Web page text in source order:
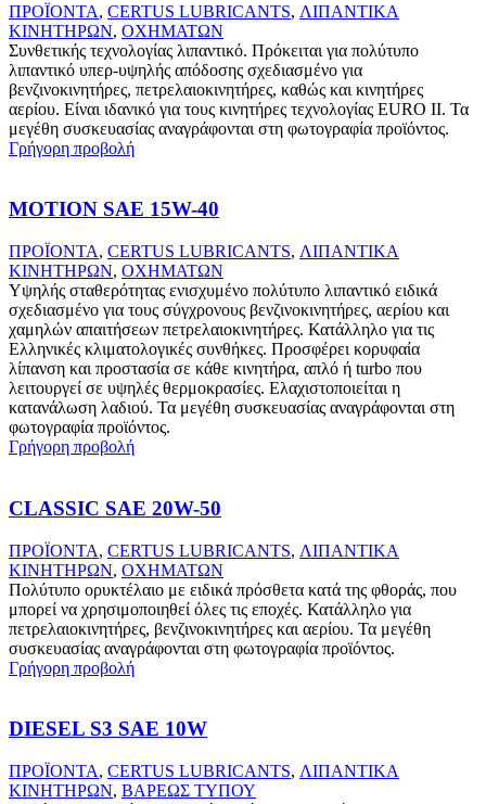
ΠΡΟΪΟΝΤΑ, CERTUS LUBRICANTS, ΛΙΠΑΝΤΙΚΑ
ΚΙΝΗΤΗΡΩΝ, ΟΧΗΜΑΤΩΝ
Συνθετικής τεχνολογίας λιπαντικό. Πρόκειται για πολύτυπο
λιπαντικό υπερ-υψηλής απόδοσης σχεδιασμένο για
βενζινοκινητήρες, πετρελαιοκινητήρες, καθώς και κινητήρες
αερίου. Είναι ιδανικό για τους κινητήρες τεχνολογίας EURO II. Τα
μεγέθη συσκευασίας αναγράφονται στη φωτογραφία προϊόντος.
Γρήγορη προβολή
MOTION SAE 15W-40
ΠΡΟΪΟΝΤΑ, CERTUS LUBRICANTS, ΛΙΠΑΝΤΙΚΑ
ΚΙΝΗΤΗΡΩΝ, ΟΧΗΜΑΤΩΝ
Υψηλής σταθερότητας ενισχυμένο πολύτυπο λιπαντικό ειδικά
σχεδιασμένο για τους σύγχρονους βενζινοκινητήρες, αερίου και
χαμηλών απαιτήσεων πετρελαιοκινητήρες. Κατάλληλο για τις
Ελληνικές κλιματολογικές συνθήκες. Προσφέρει κορυφαία
λίπανση και προστασία σε κάθε κινητήρα, απλό ή turbo που
λειτουργεί σε υψηλές θερμοκρασίες. Ελαχιστοποιείται η
κατανάλωση λαδιού. Τα μεγέθη συσκευασίας αναγράφονται στη
φωτογραφία προϊόντος.
Γρήγορη προβολή
CLASSIC SAE 20W-50
ΠΡΟΪΟΝΤΑ, CERTUS LUBRICANTS, ΛΙΠΑΝΤΙΚΑ
ΚΙΝΗΤΗΡΩΝ, ΟΧΗΜΑΤΩΝ
Πολύτυπο ορυκτέλαιο με ειδικά πρόσθετα κατά της φθοράς, που
μπορεί να χρησιμοποιηθεί όλες τις εποχές. Κατάλληλο για
πετρελαιοκινητήρες, βενζινοκινητήρες και αερίου. Τα μεγέθη
συσκευασίας αναγράφονται στη φωτογραφία προϊόντος.
Γρήγορη προβολή
DIESEL S3 SAE 10W
ΠΡΟΪΟΝΤΑ, CERTUS LUBRICANTS, ΛΙΠΑΝΤΙΚΑ
ΚΙΝΗΤΗΡΩΝ, ΒΑΡΕΩΣ ΤΥΠΟΥ